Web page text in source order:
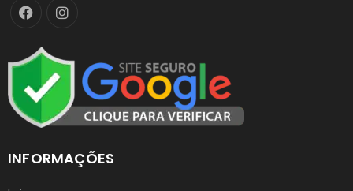
INFORMAÇÕES